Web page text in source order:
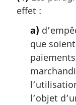
e
effet :
a)
que
l’objet